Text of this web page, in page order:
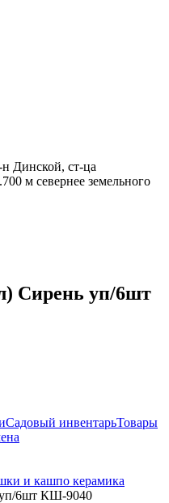
Динской, ст-ца
м севернее земельного
Сирень уп/6шт
Садовый инвентарьТовары
и кашпо керамика
6шт КШ-9040